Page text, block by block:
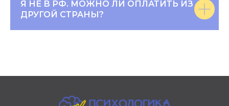
Я НЕ В РФ. МОЖНО ЛИ ОПЛАТИТЬ ИЗ
ДРУГОЙ СТРАНЫ?